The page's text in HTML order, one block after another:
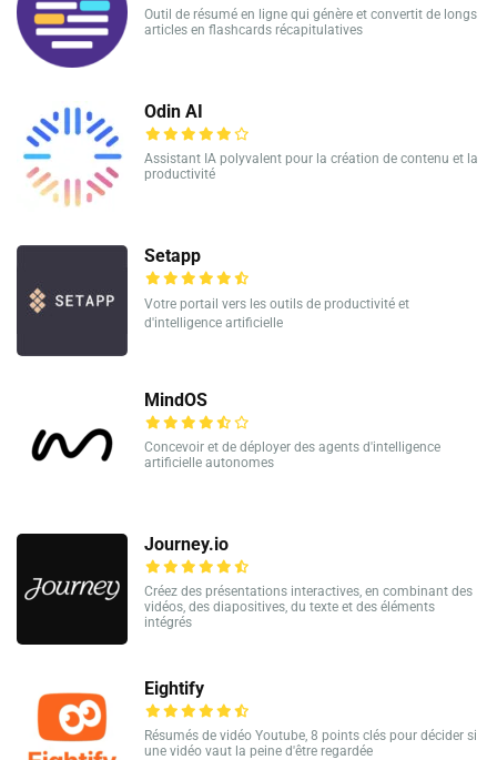
Outil de résumé en ligne qui génère et convertit de longs
articles en flashcards récapitulatives
Odin AI
Assistant IA polyvalent pour la création de contenu et la
productivité
Setapp
Votre portail vers les outils de productivité et
d'intelligence artificielle
MindOS
Concevoir et de déployer des agents d'intelligence
artificielle autonomes
Journey.io
Créez des présentations interactives, en combinant des
vidéos, des diapositives, du texte et des éléments
intégrés
Eightify
Résumés de vidéo Youtube, 8 points clés pour décider si
une vidéo vaut la peine d'être regardée